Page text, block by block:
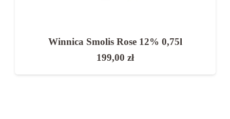
Winnica Smolis Rose 12% 0,75l
199,00 zł